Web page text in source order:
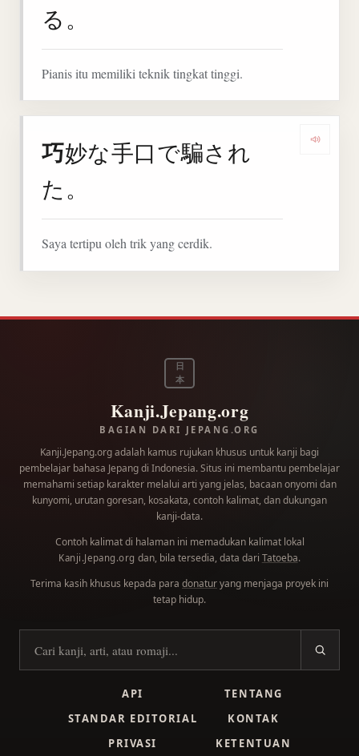
る。
Pianis itu memiliki teknik tingkat tinggi.
巧妙な手口で騙され
た。
Saya tertipu oleh trik yang cerdik.
日
本
Kanji.Jepang.org
BAGIAN DARI JEPANG.ORG
Kanji.Jepang.org adalah kamus rujukan khusus untuk kanji bagi
pembelajar bahasa Jepang di Indonesia. Situs ini membantu pembelajar
memahami setiap karakter melalui arti yang jelas, bacaan onyomi dan
kunyomi, urutan goresan, kosakata, contoh kalimat, dan dukungan
kanji-data.
Contoh kalimat di halaman ini memadukan kalimat lokal
Kanji.Jepang.org dan, bila tersedia, data dari Tatoeba.
Terima kasih khusus kepada para donaturyang menjaga proyek ini
tetap hidup.
Cari kanji
API
TENTANG
STANDAR EDITORIAL
KONTAK
PRIVASI
KETENTUAN